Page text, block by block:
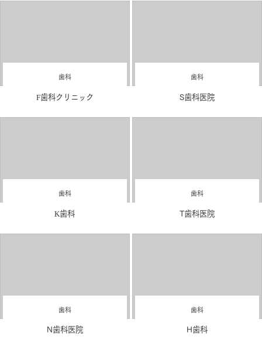
歯科
F歯科クリニック
歯科
S歯科医院
歯科
K歯科
歯科
T歯科医院
歯科
N歯科医院
歯科
H歯科